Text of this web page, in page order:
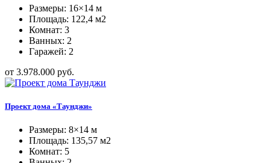
Размеры: 16×14 м
Площадь: 122,4 м2
Комнат: 3
Ванных: 2
Гаражей: 2
от 3.978.000 руб.
Проект дома «Таунджи»
Размеры: 8×14 м
Площадь: 135,57 м2
Комнат: 5